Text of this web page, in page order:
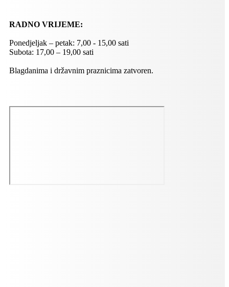
RADNO VRIJEME:
Ponedjeljak – petak: 7,00 - 15,00 sati
Subota: 17,00 – 19,00 sati
Blagdanima i državnim praznicima zatvoren.